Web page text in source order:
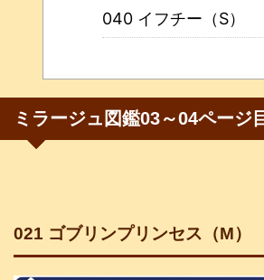
040 イフチー（S）
ミラージュ図鑑03～04ページ
021 ゴブリンプリンセス（M）